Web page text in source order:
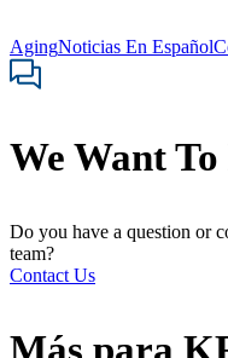
AgingNoticias En Español
We Want
Do you have a question or
team?
Contact Us
Más para